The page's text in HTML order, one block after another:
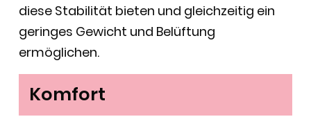
diese Stabilität bieten und gleichzeitig ein
geringes Gewicht und Belüftung
ermöglichen.
Komfort